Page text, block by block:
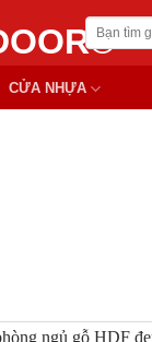
Tìm
kiếm:
CỬA NHỰA